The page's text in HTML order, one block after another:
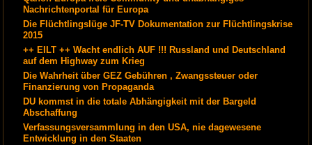
Nachrichtenportal für Europa
Die Flüchtlingslüge JF-TV Dokumentation zur Flüchtlingskrise
2015
++ EILT ++ Wacht endlich AUF !!! Russland und Deutschland
auf dem Highway zum Krieg
Die Wahrheit über GEZ Gebühren , Zwangssteuer oder
Finanzierung von Propaganda
DU kommst in die totale Abhängigkeit mit der Bargeld
Abschaffung
Verfassungsversammlung in den USA, nie dagewesene
Entwicklung in den Staaten